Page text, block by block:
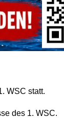
WSC statt.
des 1. WSC.